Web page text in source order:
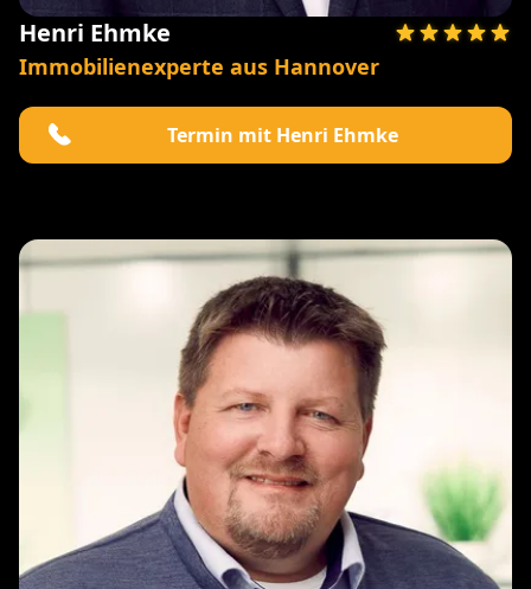
Henri Ehmke
Immobilienexperte aus Hannover
Termin mit Henri Ehmke